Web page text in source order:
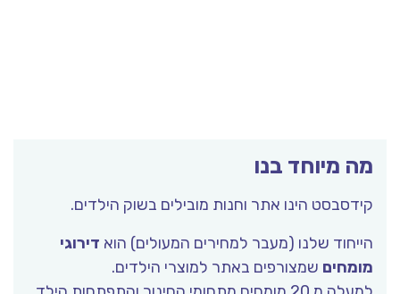
מה מיוחד בנו
קידסבסט הינו אתר וחנות מובילים בשוק הילדים.
הייחוד שלנו (מעבר למחירים המעולים) הוא דירוגי
מומחים שמצורפים באתר למוצרי הילדים.